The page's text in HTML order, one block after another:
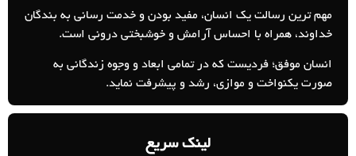
مهم ترین رسالت یک انسان، مفید بودن و خدمت رسانی به بندگان
خداوند، همراه با احساس آرامش و خوشبختی درونی است.
انسان موفق؛ فردیست که در تمامی ابعاد و وجوه زندگانی به
صورت یکنواخت و موازی، رشد و پیشرفت نماید.
لینک سریع